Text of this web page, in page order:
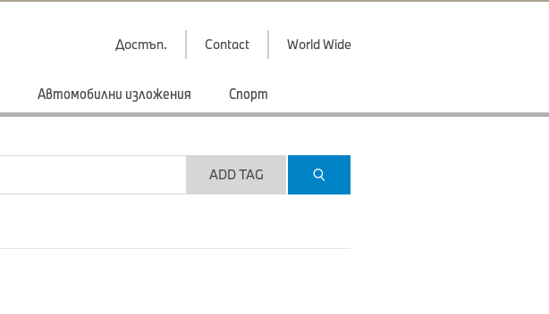
Достъп. Contact World Wide
Автомобилни изложения Спорт
ADD TAG